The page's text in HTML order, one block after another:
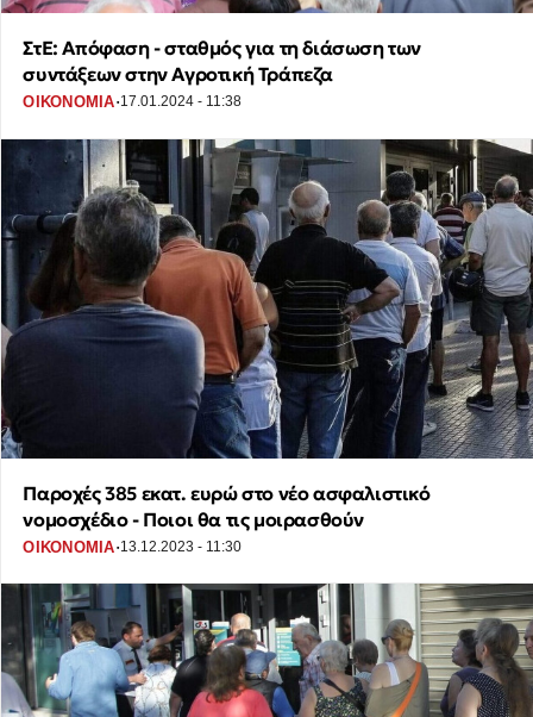
ΣτΕ: Απόφαση - σταθμός για τη διάσωση των
συντάξεων στην Αγροτική Τράπεζα
ΟΙΚΟΝΟΜΙΑ·17.01.2024 - 11:38
Παροχές 385 εκατ. ευρώ στο νέο ασφαλιστικό
νομοσχέδιο - Ποιοι θα τις μοιρασθούν
ΟΙΚΟΝΟΜΙΑ·13.12.2023 - 11:30